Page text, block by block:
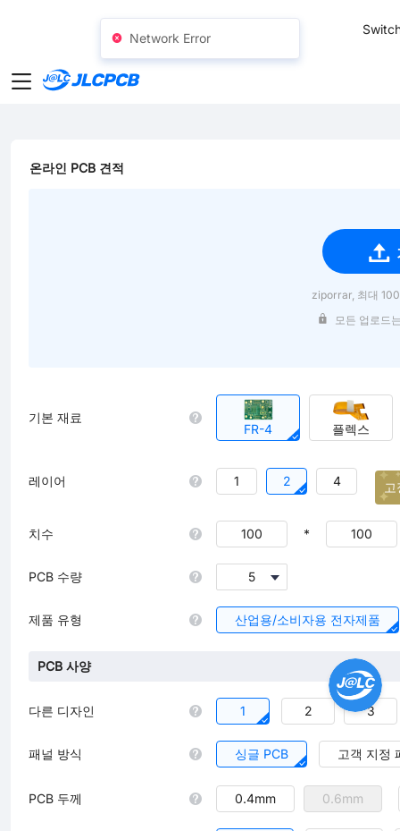
온라인 PCB 견적
ziporrar, 최대
모든 업로드
기본 재료
FR-4 플렉스
레이어 1 2 4
치수 *
PCB 수량 5
제품 유형 산업용/소비자용 전자제품
PCB 사양
다른 디자인 1 2 3
패널 방식 싱글 PCB 고객 지정
PCB 두께 0.4mm 0.6mm
Network Error